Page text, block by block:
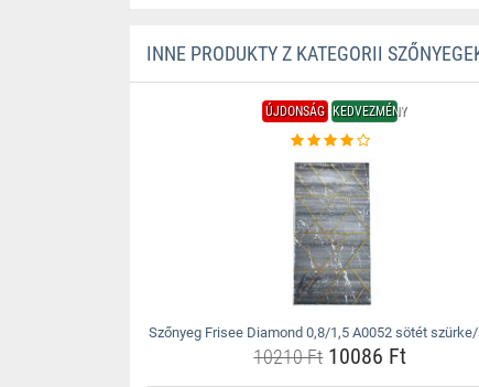
INNE PRODUKTY Z KATEGORII
ÚJDONSÁG KEDVEZMÉNY
Szőnyeg Frisee Diamond 0,8/1,5 A0052 sötét
10210 Ft10086 Ft